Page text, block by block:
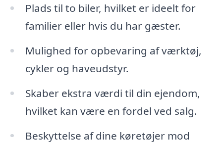
Plads til to biler, hvilket er ideelt for
familier eller hvis du har gæster.
Mulighed for opbevaring af værktøj,
cykler og haveudstyr.
Skaber ekstra værdi til din ejendom,
hvilket kan være en fordel ved salg.
Beskyttelse af dine køretøjer mod